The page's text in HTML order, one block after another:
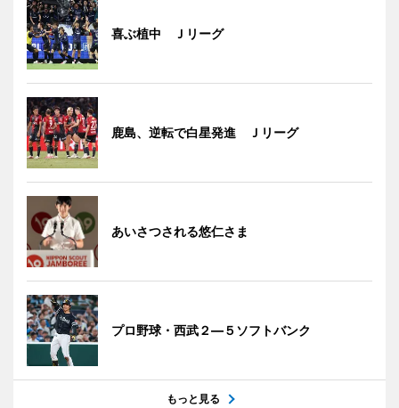
喜ぶ植中 Ｊリーグ
鹿島、逆転で白星発進 Ｊリーグ
あいさつされる悠仁さま
プロ野球・西武２―５ソフトバンク
もっと見る